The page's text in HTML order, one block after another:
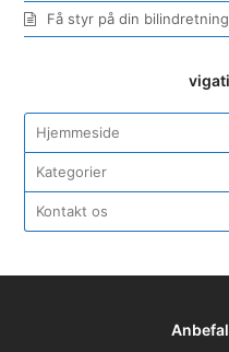
Få styr på din
Hjemmeside
Kategorier
Kontakt os